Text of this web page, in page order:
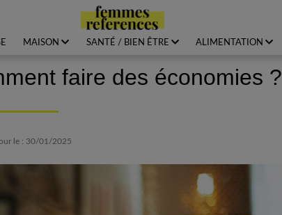
MAISON SANTÉ / BIEN ÊTRE ALIMENTATION
faire des économies ?
le : 30/01/2025